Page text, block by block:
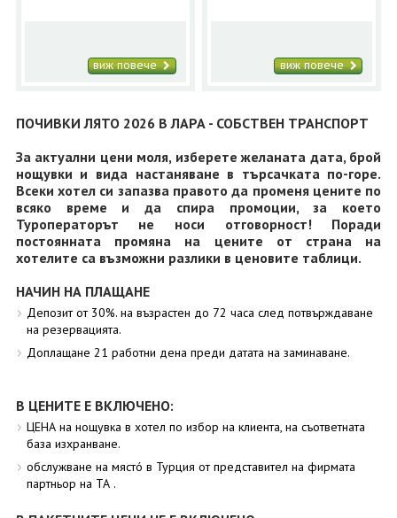
виж повече виж повече
ПОЧИВКИ ЛЯТО 2026 В ЛАРА - СОБСТВЕН ТРАНСПОРТ
За актуални цени моля, изберете желаната дата, брой
нощувки и вида настаняване в търсачката по-горе.
Всеки хотел си запазва правото да променя цените по
всяко време и да спира промоции, за което
Туроператорът не носи отговорност! Поради
постоянната промяна на цените от страна на
хотелите са възможни разлики в ценовите таблици.
НАЧИН НА ПЛАЩАНЕ
Депозит от 30%. на възрастен до 72 часа след потвърждаване
на резервацията.
Доплащане 21 работни дена преди датата на заминаване.
В ЦЕНИТЕ Е ВКЛЮЧЕНО:
ЦЕНА на нощувка в хотел по избор на клиента, на съответната
база изхранване.
обслужване на мястó в Турция от представител на фирмата
партньор на ТА .